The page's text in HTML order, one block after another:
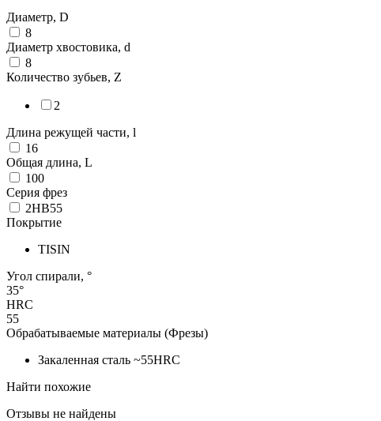
Диаметр, D
8
Диаметр хвостовика, d
8
Количество зубьев, Z
2
Длина режущей части, l
16
Общая длина, L
100
Серия фрез
2HB55
Покрытие
TISIN
Угол спирали, °
35°
HRC
55
Обрабатываемые материалы (Фрезы)
Закаленная сталь ~55HRC
Найти похожие
Отзывы не найдены